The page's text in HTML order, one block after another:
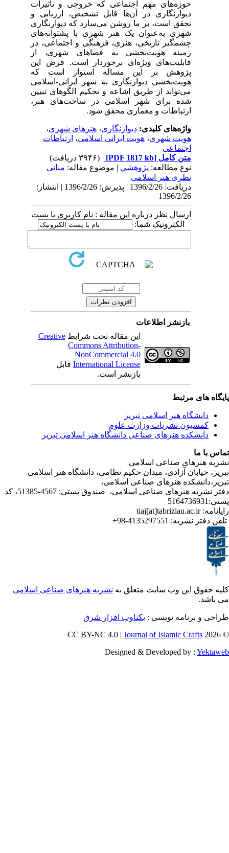
حوزه‌های مهم اجتماعی که خروجی و تاثیرات
دیوارنگاری در آن‌‌ها قابل تشخیص، ارزیابی و
تحقق است، بر ما روشن می‌سازد که دیوارنگاری
شهری به‌عنوان یک هنر شهری با پشتوانه‌های
چشمگیر تاریخی، هنری، فرهنگی و اجتماعی، در
زمینه هویت‌بخشی به فضاهای شهری، از
قابلیت‌های ویژه‌ای برخوردار است. فرض این
پژوهش بر این مساله استوار است که
هویت‌بخشی دیوارنگاری به شهر ایرانی-اسلامی
می‌تواند از طریق اشاعه و تحکیم الگوهای تبیین
شده برای شهر اسلامی در ساحت‌های هنر،
ارتباطات و معماری محقق شود.
واژه‌های کلیدی:دیوارنگاری، هنرهای شهری،
هویت شهری،هویت ایرانی اسلامی ، ارتباطات
متن کامل[PDF 1817 kb]
(۳۹۴۶ دریافت)
نوع مطالعه: پژوهشي | موضوع مقاله:مبانی
نظری هنر اسلامی
دریافت: 1396/2/26 | پذیرش: 1396/2/26 | انتشار:
1396/2/26
ارسال نظر درباره این مقاله : نام کاربری یا پست
الکترونیک شما:
بازنشر اطلاعات
این مقاله تحت شرایطCreative
Commons Attribution-
NonCommercial 4.0
International Licenseقابل
بازنشر است.
مرتبط
هنر اسلامی تبریز
نشریات وزارت علوم
هنرهای صناعی دانشگاه هنر اسلامی تبریز
صناعی اسلامی
آزادی، میدان حکیم نظامی، دانشگاه هنر اسلامی
هنرهای صناعی اسلامی،
دفتر نشریه هنرهای صناعی اسلامی، صندوق پستی: 4567-51385، کد
نشریه:4135297551-98+
این وب سایت متعلق بهنشریه هنرهای صناعی اسلامی
نویسی : یکتاوب افزار شرق
Journal of Islamic
Designed & Developed by :